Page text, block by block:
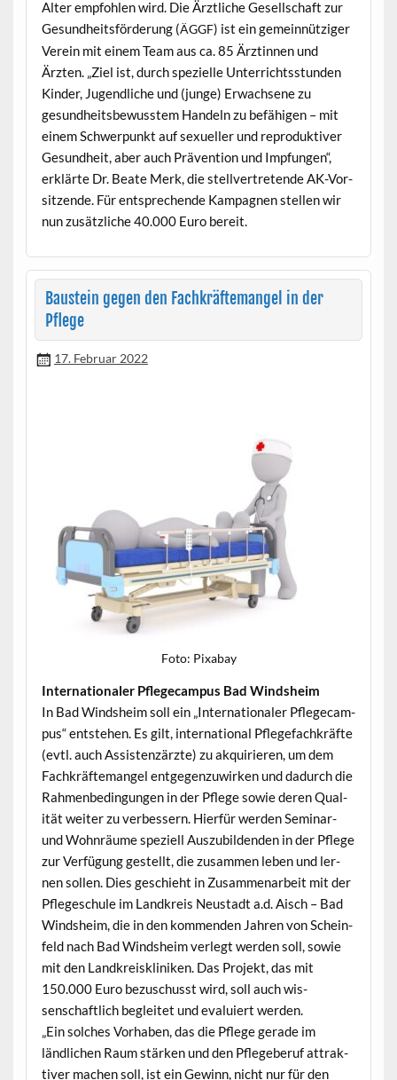
Alter emp­fohlen wird. Die Ärztliche Gesellschaft zur
Gesund­heits­förderung (ÄGGF) ist ein gemein­nütziger
Vere­in mit einem Team aus ca. 85 Ärztin­nen und
Ärzten. „Ziel ist, durch spezielle Unter­richtsstun­den
Kinder, Jugendliche und (junge) Erwach­sene zu
gesund­heits­be­wusstem Han­deln zu befähi­gen – mit
einem Schw­er­punkt auf sex­ueller und repro­duk­tiv­er
Gesund­heit, aber auch Präven­tion und Imp­fun­gen“,
erk­lärte Dr. Beate Merk, die stel­lvertre­tende AK-Vor­
sitzende. Für entsprechende Kam­pag­nen stellen wir
nun zusät­zliche 40.000 Euro bereit.
Baustein gegen den Fachkräftemangel in der
Pflege
17. Februar 2022
Foto: Pix­abay
Inter­na­tionaler Pflege­cam­pus Bad Windsheim
In Bad Wind­sheim soll ein „Inter­na­tionaler Pflege­cam­
pus“ entste­hen. Es gilt, inter­na­tion­al Pflege­fachkräfte
(evtl. auch Assis­ten­zärzte) zu akquiri­eren, um dem
Fachkräfte­man­gel ent­ge­gen­zuwirken und dadurch die
Rah­menbe­din­gun­gen in der Pflege sowie deren Qual­
ität weit­er zu verbessern. Hier­für wer­den Sem­i­nar-
und Wohn­räume speziell Auszu­bilden­den in der Pflege
zur Ver­fü­gung gestellt, die zusam­men leben und ler­
nen sollen. Dies geschieht in Zusam­me­nar­beit mit der
Pflegeschule im Land­kreis Neustadt a.d. Aisch – Bad
Wind­sheim, die in den kom­menden Jahren von Sche­in­
feld nach Bad Wind­sheim ver­legt wer­den soll, sowie
mit den Land­kreiskliniken. Das Pro­jekt, das mit
150.000 Euro bezuschusst wird, soll auch wis­
senschaftlich begleit­et und evaluiert werden.
„Ein solch­es Vorhaben, das die Pflege ger­ade im
ländlichen Raum stärken und den Pflege­beruf attrak­
tiv­er machen soll, ist ein Gewinn, nicht nur für den